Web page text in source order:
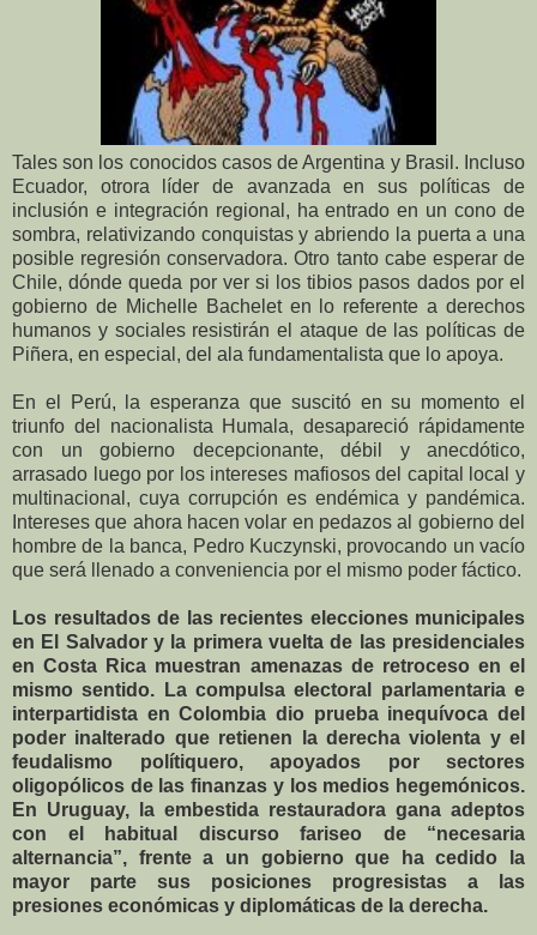
Tales son los conocidos casos de Argentina y Brasil. Incluso
Ecuador, otrora líder de avanzada en sus políticas de
inclusión e integración regional, ha entrado en un cono de
sombra, relativizando conquistas y abriendo la puerta a una
posible regresión conservadora. Otro tanto cabe esperar de
Chile, dónde queda por ver si los tibios pasos dados por el
gobierno de Michelle Bachelet en lo referente a derechos
humanos y sociales resistirán el ataque de las políticas de
Piñera, en especial, del ala fundamentalista que lo apoya.
En el Perú, la esperanza que suscitó en su momento el
triunfo del nacionalista Humala, desapareció rápidamente
con un gobierno decepcionante, débil y anecdótico,
arrasado luego por los intereses mafiosos del capital local y
multinacional, cuya corrupción es endémica y pandémica.
Intereses que ahora hacen volar en pedazos al gobierno del
hombre de la banca, Pedro Kuczynski, provocando un vacío
que será llenado a conveniencia por el mismo poder fáctico.
Los resultados de las recientes elecciones municipales
en El Salvador y la primera vuelta de las presidenciales
en Costa Rica muestran amenazas de retroceso en el
mismo sentido. La compulsa electoral parlamentaria e
interpartidista en Colombia dio prueba inequívoca del
poder inalterado que retienen la derecha violenta y el
feudalismo polítiquero, apoyados por sectores
oligopólicos de las finanzas y los medios hegemónicos.
En Uruguay, la embestida restauradora gana adeptos
con el habitual discurso fariseo de “necesaria
alternancia”, frente a un gobierno que ha cedido la
mayor parte sus posiciones progresistas a las
presiones económicas y diplomáticas de la derecha.